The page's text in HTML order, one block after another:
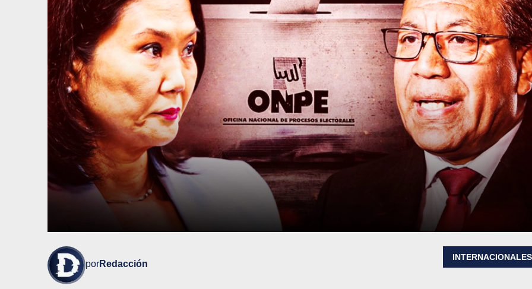
porRedacción
INTERNACIONALES